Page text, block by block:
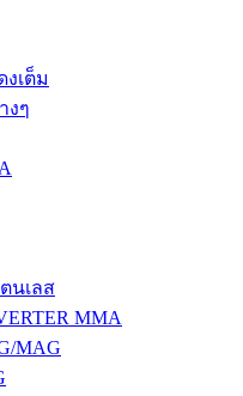
เต็ม
งๆ
นเลส
MMA
MAG